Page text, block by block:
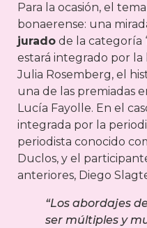
Para la ocasión, el
bonaerense: una
jurado de la categoría ‘
estará integrado por
Julia Rosemberg, el
una de las premiadas
Lucía Fayolle. En el
integrada por la
periodista conocido
Duclos, y el
anteriores, Diego
“Los abordajes
ser múltiples y